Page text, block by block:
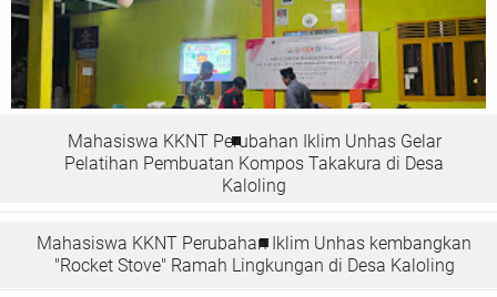
Mahasiswa KKNT Perubahan Iklim Unhas Gelar
Pelatihan Pembuatan Kompos Takakura di Desa
Kaloling
Mahasiswa KKNT Perubahan Iklim Unhas kembangkan
"Rocket Stove" Ramah Lingkungan di Desa Kaloling